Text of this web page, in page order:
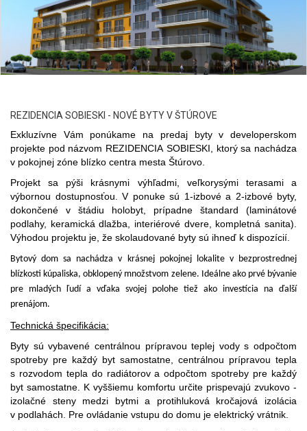
REZIDENCIA SOBIESKI - NOVÉ BYTY V ŠTÚROVE
Exkluzívne Vám ponúkame na predaj byty v developerskom
projekte pod názvom REZIDENCIA SOBIESKI, ktorý sa nachádza
v pokojnej zóne blízko centra mesta Štúrovo.
Projekt sa pýši krásnymi výhľadmi, veľkorysými terasami a
výbornou dostupnosťou. V ponuke sú 1-izbové a 2-izbové byty,
dokončené v štádiu holobyt, prípadne štandard (laminátové
podlahy, keramická dlažba, interiérové dvere, kompletná sanita).
Výhodou projektu je, že skolaudované byty sú ihneď k dispozícií.
Bytový dom sa nachádza v krásnej pokojnej lokalite v bezprostrednej
blízkosti kúpaliska, obklopený množstvom zelene. Ideálne ako prvé bývanie
pre mladých ľudí a vďaka svojej polohe tiež ako investícia na ďalší
prenájom.
Technická špecifikácia:
Byty sú vybavené centrálnou prípravou teplej vody s odpočtom
spotreby pre každý byt samostatne, centrálnou prípravou tepla
s rozvodom tepla do radiátorov a odpočtom spotreby pre každý
byt samostatne. K vyššiemu komfortu určite prispevajú zvukovo -
izolačné steny medzi bytmi a protihluková kročajová izolácia
v podlahách. Pre ovládanie vstupu do domu je elektrický vrátnik.